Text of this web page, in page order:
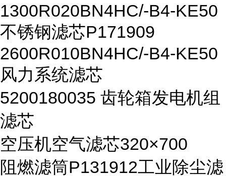
1300R020BN4HC/-B4-KE50
不锈钢滤芯P171909
2600R010BN4HC/-B4-KE50
风力系统滤芯
5200180035 齿轮箱发电机组
滤芯
空压机空气滤芯320×700
阻燃滤筒P131912工业除尘滤